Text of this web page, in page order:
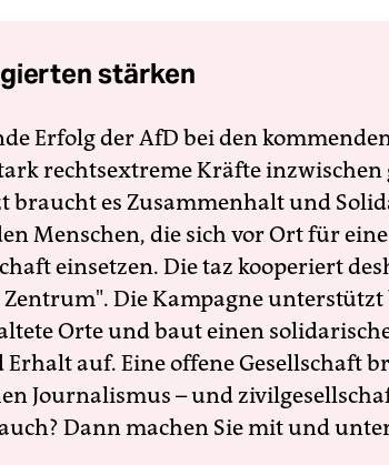
stärken
Erfolg der AfD bei den
rechtsextreme Kräfte inzwischen
braucht es Zusammenhalt und
Menschen, die sich vor Ort für
einsetzen. Die taz kooperiert
Die Kampagne unterstützt
Orte und baut einen
Erhalt auf. Eine offene Gesellschaft
Journalismus – und
Dann machen Sie mit und